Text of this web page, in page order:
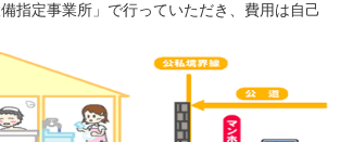
指定事業所」で行っていただき、費用は自己